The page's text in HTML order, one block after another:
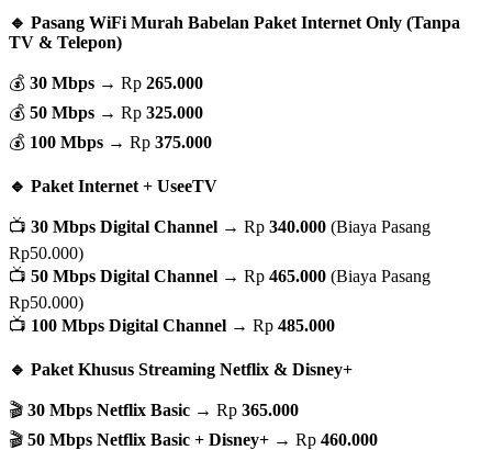
🔹 Pasang WiFi Murah Babelan Paket Internet Only (Tanpa
TV & Telepon)
💰 30 Mbps → Rp 265.000
💰 50 Mbps → Rp 325.000
💰 100 Mbps → Rp 375.000
🔹 Paket Internet + UseeTV
📺 30 Mbps Digital Channel → Rp 340.000 (Biaya Pasang
Rp50.000)
📺 50 Mbps Digital Channel → Rp 465.000 (Biaya Pasang
Rp50.000)
📺 100 Mbps Digital Channel → Rp 485.000
🔹 Paket Khusus Streaming Netflix & Disney+
🎬 30 Mbps Netflix Basic → Rp 365.000
🎬 50 Mbps Netflix Basic + Disney+ → Rp 460.000